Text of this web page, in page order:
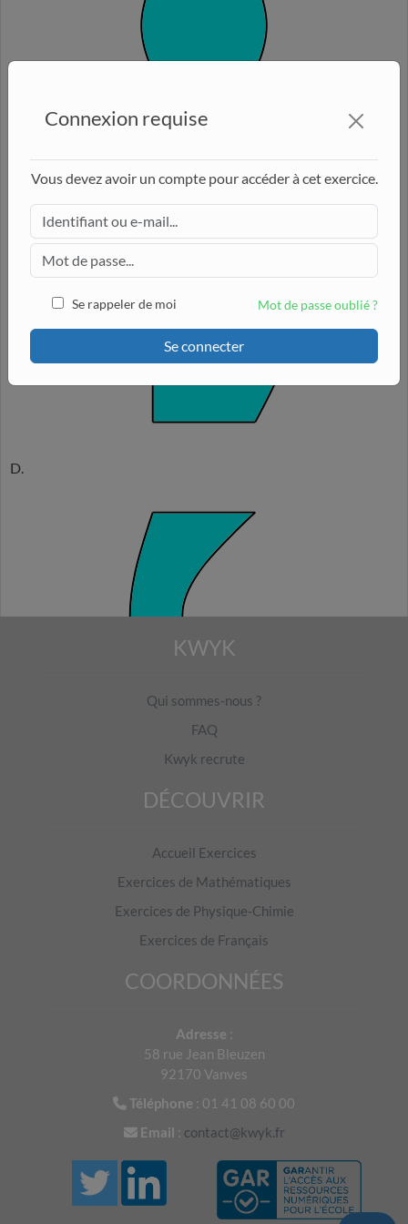
Connexion requise
Vous devez avoir un compte pour accéder à cet exercice.
Se rappeler de moi Mot de passe oublié ?
Se connecter
D.
Pour accéder à cet exercice, il faut être connecté.
KWYK
Qui sommes-nous ?
FAQ
Kwyk recrute
DÉCOUVRIR
Accueil Exercices
Exercices de Mathématiques
Exercices de Physique-Chimie
Exercices de Français
COORDONNÉES
Adresse :
58 rue Jean Bleuzen
92170 Vanves
Téléphone : 01 41 08 60 00
Email : contact@kwyk.fr